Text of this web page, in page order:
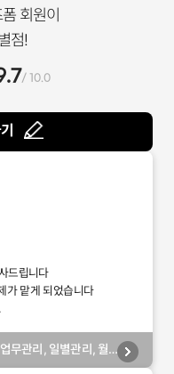
회원이
점!
/ 10.0
드립니다
가 맡게 되었습니다
무관리, 일별관리, 월